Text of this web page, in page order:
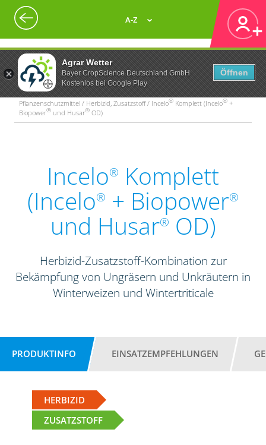
Agrar Wetter
Bayer CropScience Deutschland GmbH
Kostenlos bei Google Play
Öffnen
A-Z
Pflanzenschutzmittel / Herbizid, Zusatzstoff / Incelo® Komplett (Incelo® +
Biopower® und Husar® OD)
Incelo® Komplett
(Incelo® + Biopower®
und Husar® OD)
Herbizid-Zusatzstoff-Kombination zur
Bekämpfung von Ungräsern und Unkräutern in
Winterweizen und Wintertriticale
PRODUKTINFO EINSATZEMPFEHLUNGEN
HERBIZID
ZUSATZSTOFF